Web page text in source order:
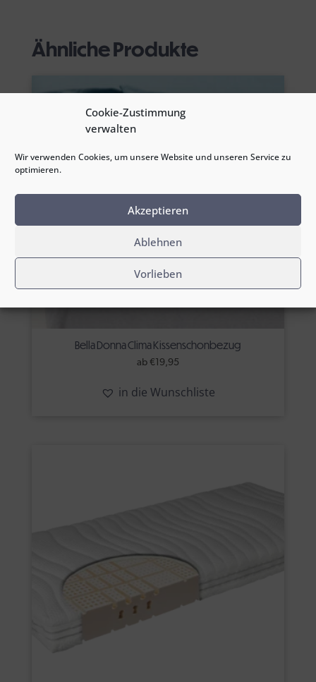
Cookie-Zustimmung
verwalten
Wir verwenden Cookies, um unsere Website und unseren Service zu
optimieren.
Akzeptieren
Ablehnen
Vorlieben
Ähnliche Produkte
Bella Donna Clima Kissenschonbezug
ab €19,95
in die Wunschliste